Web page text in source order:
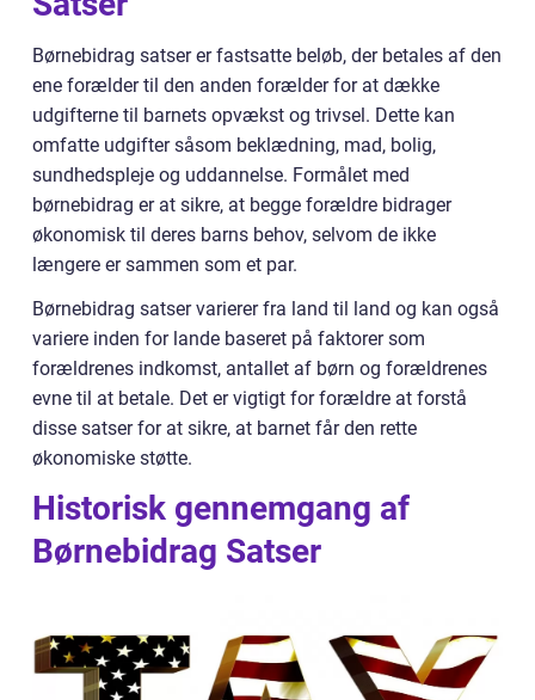
Børnebidrag satser er fastsatte beløb, der betales af den
ene forælder til den anden forælder for at dække
udgifterne til barnets opvækst og trivsel. Dette kan
omfatte udgifter såsom beklædning, mad, bolig,
sundhedspleje og uddannelse. Formålet med
børnebidrag er at sikre, at begge forældre bidrager
økonomisk til deres barns behov, selvom de ikke
længere er sammen som et par.
Børnebidrag satser varierer fra land til land og kan også
variere inden for lande baseret på faktorer som
forældrenes indkomst, antallet af børn og forældrenes
evne til at betale. Det er vigtigt for forældre at forstå
disse satser for at sikre, at barnet får den rette
økonomiske støtte.
Historisk gennemgang af
Børnebidrag Satser